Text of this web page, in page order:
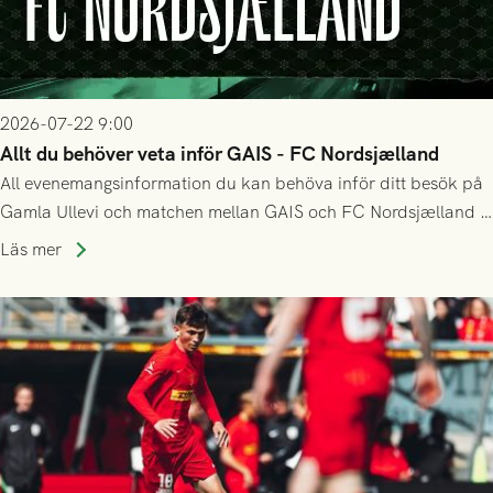
2026-07-22 9:00
Allt du behöver veta inför GAIS - FC Nordsjælland
All evenemangsinformation du kan behöva inför ditt besök på
Gamla Ullevi och matchen mellan GAIS och FC Nordsjælland i
kvalet till Conference League! Avspark kl 19.00 på torsdag
Läs mer